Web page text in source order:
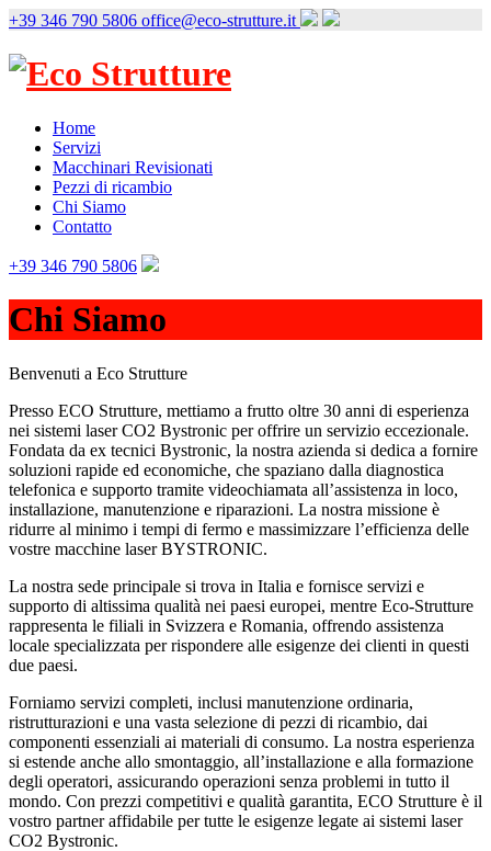
Skip
content
+39 346 790 5806 office@eco-strutture.it
Home
Servizi
Macchinari Revisionati
Pezzi di ricambio
Chi Siamo
Contatto
+39 346 790 5806
Chi Siamo
Benvenuti a Eco Strutture
Presso ECO Strutture, mettiamo a frutto oltre 30 anni di esperienza
nei sistemi laser CO2 Bystronic per offrire un servizio eccezionale.
Fondata da ex tecnici Bystronic, la nostra azienda si dedica a fornire
soluzioni rapide ed economiche, che spaziano dalla diagnostica
telefonica e supporto tramite videochiamata all’assistenza in loco,
installazione, manutenzione e riparazioni. La nostra missione è
ridurre al minimo i tempi di fermo e massimizzare l’efficienza delle
vostre macchine laser BYSTRONIC.
La nostra sede principale si trova in Italia e fornisce servizi e
supporto di altissima qualità nei paesi europei, mentre Eco-Strutture
rappresenta le filiali in Svizzera e Romania, offrendo assistenza
locale specializzata per rispondere alle esigenze dei clienti in questi
due paesi.
Forniamo servizi completi, inclusi manutenzione ordinaria,
ristrutturazioni e una vasta selezione di pezzi di ricambio, dai
componenti essenziali ai materiali di consumo. La nostra esperienza
si estende anche allo smontaggio, all’installazione e alla formazione
degli operatori, assicurando operazioni senza problemi in tutto il
mondo. Con prezzi competitivi e qualità garantita, ECO Strutture è il
vostro partner affidabile per tutte le esigenze legate ai sistemi laser
CO2 Bystronic.